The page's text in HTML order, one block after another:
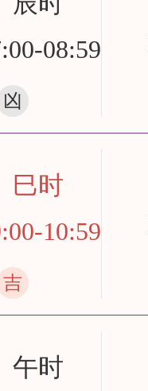
08:59
凶
巳时
10:59
吉
午时